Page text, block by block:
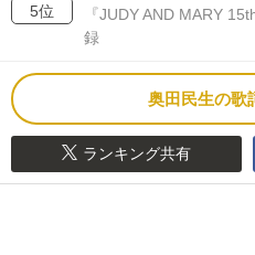
5位
『JUDY AND MARY
録
奥田民生の歌
ランキング共有